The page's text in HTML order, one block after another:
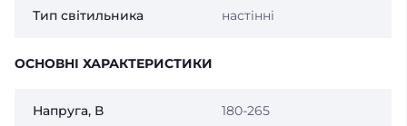
Тип світильника настінні
ОСНОВНІ ХАРАКТЕРИСТИКИ
Напруга, В 180-265